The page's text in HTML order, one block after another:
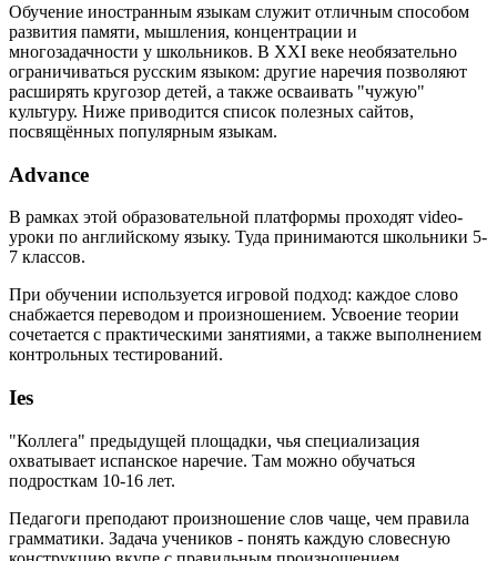
Обучение иностранным языкам служит отличным способом
развития памяти, мышления, концентрации и
многозадачности у школьников. В XXI веке необязательно
ограничиваться русским языком: другие наречия позволяют
расширять кругозор детей, а также осваивать "чужую"
культуру. Ниже приводится список полезных сайтов,
посвящённых популярным языкам.
Advance
В рамках этой образовательной платформы проходят video-
уроки по английскому языку. Туда принимаются школьники 5-
7 классов.
При обучении используется игровой подход: каждое слово
снабжается переводом и произношением. Усвоение теории
сочетается с практическими занятиями, а также выполнением
контрольных тестирований.
Ies
"Коллега" предыдущей площадки, чья специализация
охватывает испанское наречие. Там можно обучаться
подросткам 10-16 лет.
Педагоги преподают произношение слов чаще, чем правила
грамматики. Задача учеников - понять каждую словесную